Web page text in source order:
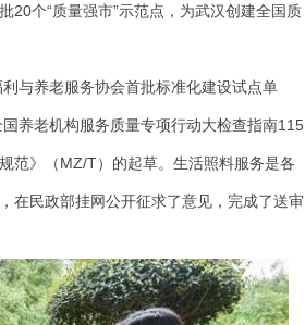
20个“质量强市”示范点，为武汉创建全国质
与养老服务协会首批标准化建设试点单
养老机构服务质量专项行动大检查指南115
范》（MZ/T）的起草。生活照料服务是各
在民政部挂网公开征求了意见，完成了送审